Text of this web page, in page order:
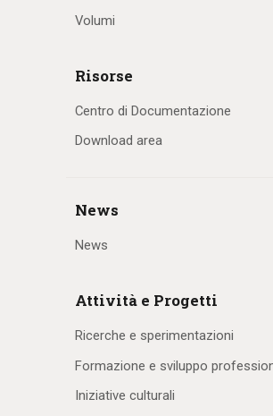
Volumi
Risorse
Centro di Documentazione
Download area
News
News
Attività e Progetti
Ricerche e sperimentazioni
Formazione e sviluppo
Iniziative culturali